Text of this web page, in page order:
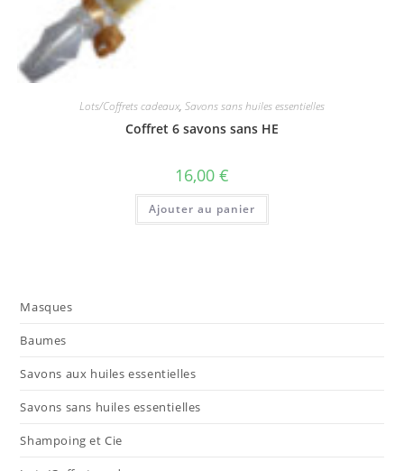
Lots/Coffrets cadeaux, Savons sans huiles essentielles
Coffret 6 savons sans HE
16,00 €
Ajouter au panier
Masques
Baumes
Savons aux huiles essentielles
Savons sans huiles essentielles
Shampoing et Cie